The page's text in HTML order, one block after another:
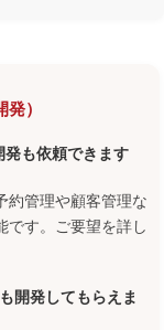
）
発も依頼できます
約管理や顧客管理な
です。ご要望を詳し
開発してもらえま